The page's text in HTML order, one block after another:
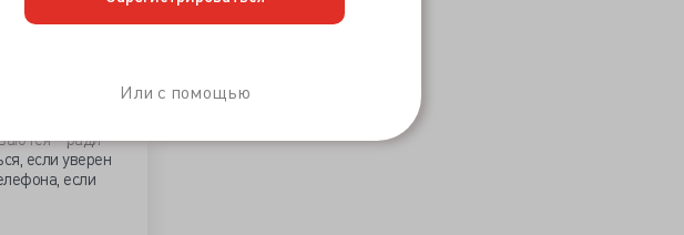
Или с помощью
и
правда
– ради
если уверен
если